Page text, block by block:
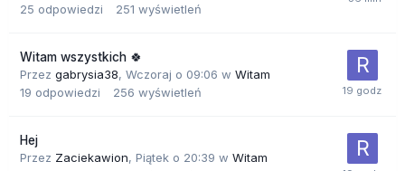
25 odpowiedzi 251 wyświetleń
Witam wszystkich 🍀
Przez gabrysia38, Wczoraj o 09:06 w Witam
19 odpowiedzi 256 wyświetleń
Hej
Przez Zaciekawion, Piątek o 20:39 w Witam